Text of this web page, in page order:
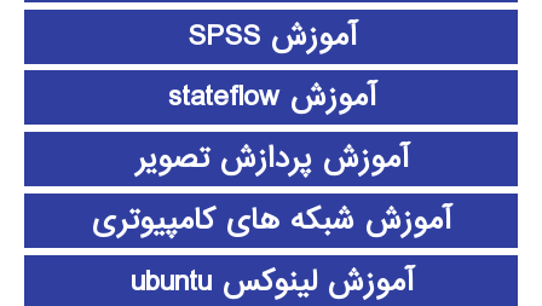
آموزش SPSS
آموزش stateflow
آموزش پردازش تصویر
آموزش شبکه های کامپیوتری
آموزش لینوکس ubuntu